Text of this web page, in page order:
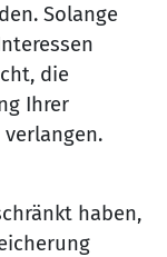
Solange
die
Ihrer
haben,